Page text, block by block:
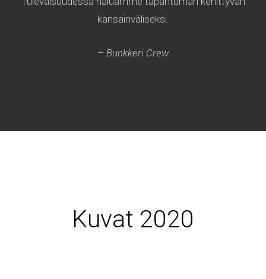
kansainväliseksi.
– Bunkkeri Crew
Kuvat 2020